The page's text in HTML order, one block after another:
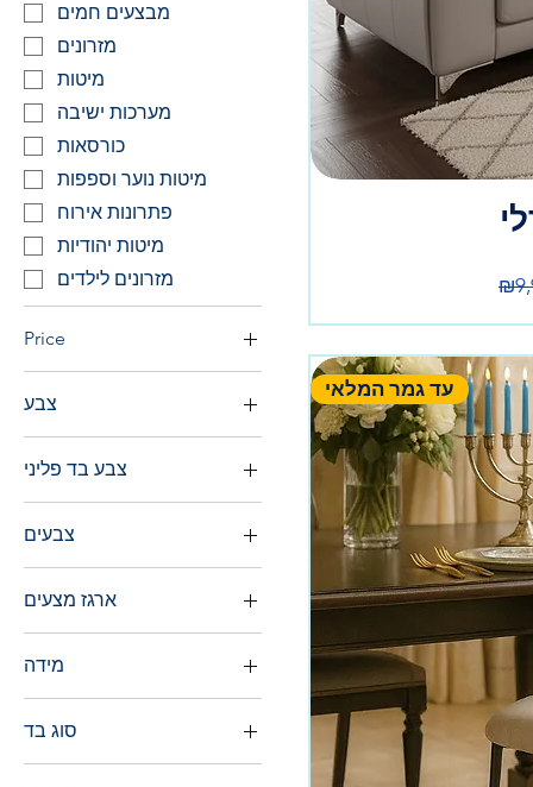
מבצעים חמים
מזרונים
מיטות
מערכות ישיבה
כורסאות
מיטות נוער וספפות
פתרונות אירוח
מיטות יהודיות
מזרונים לילדים
Price
₪199 ₪8,990 צבע
צבע בד פליני
צבעים
ארגז מצעים
כולל ארגז
ללא ארגז
תוספת ארגז מחולק +
₪1000
מידה
200
250
סוג בד
גלי מרינה
עד גמר המלאי